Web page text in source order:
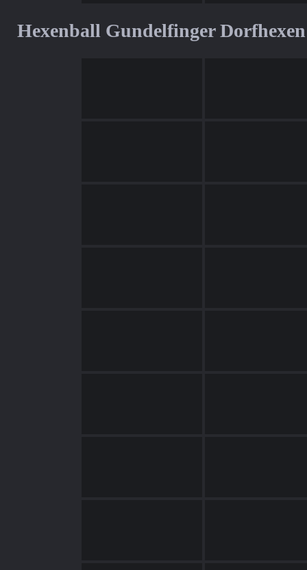
Hexenball Gundelfinger Dorfhexen